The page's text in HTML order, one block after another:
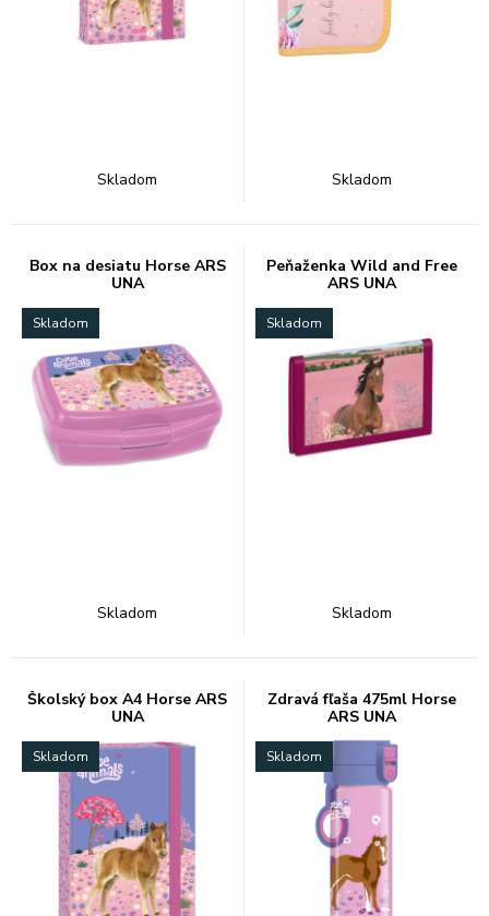
Skladom Skladom
Box na desiatu Horse ARS
UNA
Skladom
Skladom
Peňaženka Wild and Free
ARS UNA
Skladom
Skladom
Školský box A4 Horse ARS
UNA
Skladom
Zdravá fľaša 475ml Horse
ARS UNA
Skladom